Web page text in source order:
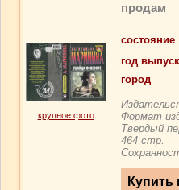
крупное фото
продам
состояние
год
город
Формат
Твердый
464 стр.